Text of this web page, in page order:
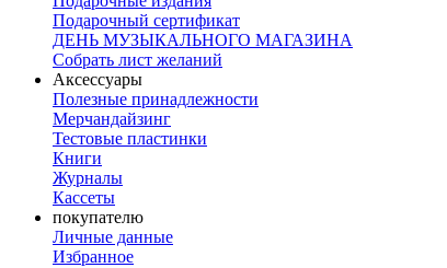
Подарочный сертификат
ДЕНЬ МУЗЫКАЛЬНОГО МАГАЗИНА
Собрать лист желаний
Аксессуары
Полезные принадлежности
Мерчандайзинг
Тестовые пластинки
Книги
Журналы
Кассеты
покупателю
Личные данные
Избранное